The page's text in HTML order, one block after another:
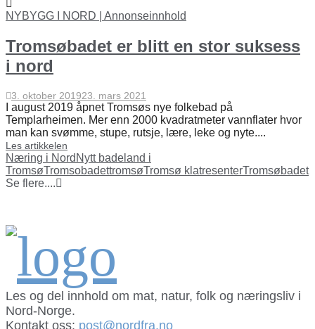
NYBYGG I NORD | Annonseinnhold
Tromsøbadet er blitt en stor suksess
i nord
3. oktober 201923. mars 2021
I august 2019 åpnet Tromsøs nye folkebad på
Templarheimen. Mer enn 2000 kvadratmeter vannflater hvor
man kan svømme, stupe, rutsje, lære, leke og nyte....
Les artikkelen
Næring i Nord Nytt badeland i
TromsøTromsobadettromsøTromsø klatresenterTromsøbadet
Se flere....
Les og del innhold om mat, natur, folk og næringsliv i
Nord-Norge.
Kontakt oss: post@nordfra.no